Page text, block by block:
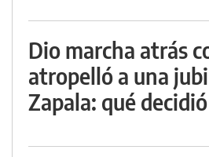
Dio marcha atrás
atropelló a una
Zapala: qué